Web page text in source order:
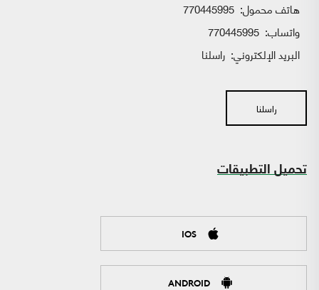
هاتف محمول: 770445995
واتساب:
البريد الإلكتروني: راسلنا
راسلنا
تحميل التطبيقات
IOS
ANDROID